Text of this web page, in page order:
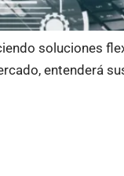
soluciones
entenderá